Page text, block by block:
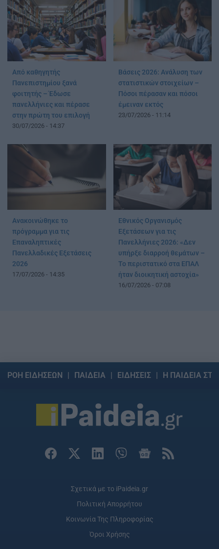
Από καθηγητής
Πανεπιστημίου ξανά
φοιτητής – Έδωσε
πανελλήνιες και πέρασε
στην πρώτη του επιλογή
30/07/2026 - 14:37
Βάσεις 2026: Ανάλυση των
στατιστικών στοιχείων –
Πόσοι πέρασαν και πόσοι
έμειναν εκτός
23/07/2026 - 11:14
Ανακοινώθηκε το
πρόγραμμα για τις
Επαναληπτικές
Πανελλαδικές Εξετάσεις
2026
17/07/2026 - 14:35
Εθνικός Οργανισμός
Εξετάσεων για τις
Πανελλήνιες 2026: «Δεν
υπήρξε διαρροή θεμάτων –
Το περιστατικό στα ΕΠΑΛ
ήταν διοικητική αστοχία»
16/07/2026 - 07:08
ΡΟΗ ΕΙΔΗΣΕΩΝ ΠΑΙΔΕΙΑ ΕΙΔΗΣΕΙΣ Η ΠΑΙΔΕΙΑ
Σχετικά με το iPaideia.gr
Πολιτική Απορρήτου
Κοινωνία Της Πληροφορίας
Όροι Χρήσης